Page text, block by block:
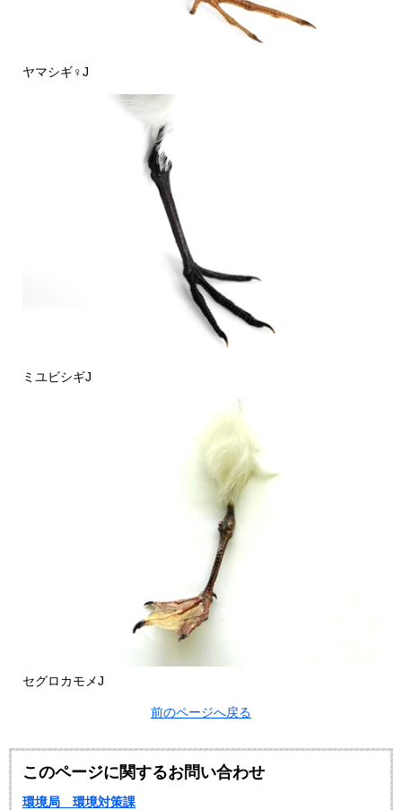
ヤマシギ♀J
ミユビシギJ
セグロカモメJ
前のページへ戻る
このページに関するお問い合わせ
環境局 環境対策課